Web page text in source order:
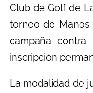
Club de Golf de
torneo de
campaña
inscripción
La modalidad de